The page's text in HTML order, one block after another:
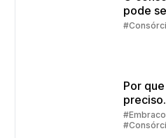
pode
melhor
Por
preciso
alguns